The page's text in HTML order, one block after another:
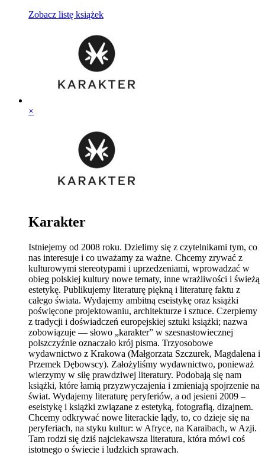
Zobacz listę książek
×
Karakter
Istniejemy od 2008 roku. Dzielimy się z czytelnikami tym, co
nas interesuje i co uważamy za ważne. Chcemy zrywać z
kulturowymi stereotypami i uprzedzeniami, wprowadzać w
obieg polskiej kultury nowe tematy, inne wrażliwości i świeżą
estetykę. Publikujemy literaturę piękną i literaturę faktu z
całego świata. Wydajemy ambitną eseistykę oraz książki
poświęcone projektowaniu, architekturze i sztuce. Czerpiemy
z tradycji i doświadczeń europejskiej sztuki książki; nazwa
zobowiązuje — słowo „karakter” w szesnastowiecznej
polszczyźnie oznaczało krój pisma. Trzyosobowe
wydawnictwo z Krakowa (Małgorzata Szczurek, Magdalena i
Przemek Dębowscy). Założyliśmy wydawnictwo, ponieważ
wierzymy w siłę prawdziwej literatury. Podobają się nam
książki, które łamią przyzwyczajenia i zmieniają spojrzenie na
świat. Wydajemy literaturę peryferiów, a od jesieni 2009 –
eseistykę i książki związane z estetyką, fotografią, dizajnem.
Chcemy odkrywać nowe literackie lądy, to, co dzieje się na
peryferiach, na styku kultur: w Afryce, na Karaibach, w Azji.
Tam rodzi się dziś najciekawsza literatura, która mówi coś
istotnego o świecie i ludzkich sprawach.